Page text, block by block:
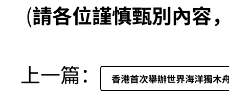
(請各位謹慎甄別內容
上一篇： 香港首次舉辦世界海洋獨木